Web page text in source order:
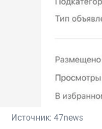
Источник: 47news